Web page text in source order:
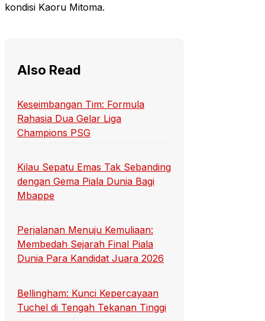
kondisi Kaoru Mitoma.
Also Read
Keseimbangan Tim: Formula
Rahasia Dua Gelar Liga
Champions PSG
Kilau Sepatu Emas Tak Sebanding
dengan Gema Piala Dunia Bagi
Mbappe
Perjalanan Menuju Kemuliaan:
Membedah Sejarah Final Piala
Dunia Para Kandidat Juara 2026
Bellingham: Kunci Kepercayaan
Tuchel di Tengah Tekanan Tinggi